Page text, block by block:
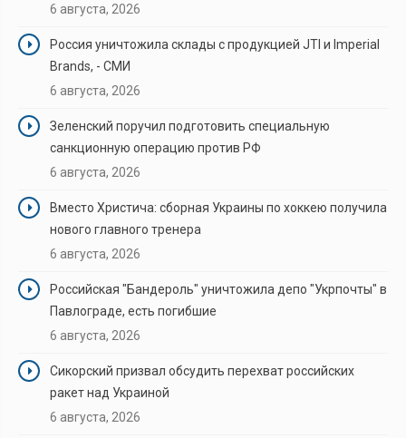
6 августа, 2026
Россия уничтожила склады с продукцией JTI и Imperial
Brands, - СМИ
6 августа, 2026
Зеленский поручил подготовить специальную
санкционную операцию против РФ
6 августа, 2026
Вместо Христича: сборная Украины по хоккею получила
нового главного тренера
6 августа, 2026
Российская "Бандероль" уничтожила депо "Укрпочты" в
Павлограде, есть погибшие
6 августа, 2026
Сикорский призвал обсудить перехват российских
ракет над Украиной
6 августа, 2026